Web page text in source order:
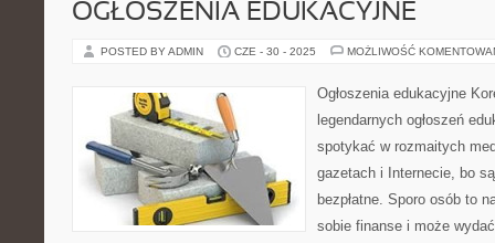
OGŁOSZENIA EDUKACYJNE
POSTED BY ADMIN CZE - 30 - 2025 MOŻLIWOŚĆ
Ogłoszenia edukacyjne
legendarnych ogłoszeń
spotykać w rozmaitych
gazetach i Internecie, bo
bezpłatne. Sporo osób to
sobie finanse i może